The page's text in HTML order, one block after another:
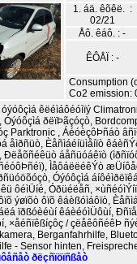
1. áä. êõêë. :
02/21
Åô. êáô. : -
ÊÔÅÏ : -
Consumption
Co2 emission:
êëéìáôéóìïý
Óýóôçìá ðëïÞãçóçò,
Parktronic , ÁéóèçôÞñáò
åìðñüò, Èåñìáéíüìåíïò
Ðëåõñéêüò áåñüóáêïò
ÌåôáëëéêÝò
Óýóôçìá
ôéìÜíé, Óðüéëåñ,
ýøïõò ôïõ êáèßóìáôïò,
ïðßóèéùí êáèéóìÜôùí,
×åéñïêßíçôç / çëåêôñéêÞ
Berganfahrhilfe,
- Sensor hinten,
ðëçñïöïñßåò